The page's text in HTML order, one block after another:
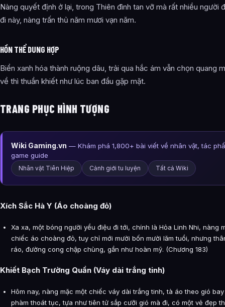
Nàng quyết định ở lại, trong Thiên đình tan vỡ mà rất nhiều người
đi này, nàng trấn thủ năm mươi vạn năm.
HỒN THỂ DUNG HỢP
Biển xanh hóa thành ruộng dâu, trải qua hắc ám vẫn chọn quang
về thì thuần khiết như lúc ban đầu gặp mặt.
TRANG PHỤC HÌNH TƯỢNG
Wiki Gaming.vn — Khám phá 1,800+ bài viết về nhân vật, tác
game guide
Nhân vật Tiên Hiệp Cảnh giới tu luyện Tất cả Wiki
Xích Sắc Hà Y (Áo choàng đỏ)
Xa xa, một bóng người yểu điệu đi tới, chính là Hỏa Linh Nhi, nàng
chiếc áo choàng đỏ, tuy chỉ mới mười bốn mười lăm tuổi, nhưng
ráo, đường cong chập chùng, gần như hoàn mỹ. (Chương 183)
Khiết Bạch Trường Quần (Váy dài trắng tinh)
Hôm nay, nàng mặc một chiếc váy dài trắng tinh, tà áo theo gió
phàm thoát tục, tựa như tiên tử sắp cưỡi gió mà đi, có một vẻ đẹp